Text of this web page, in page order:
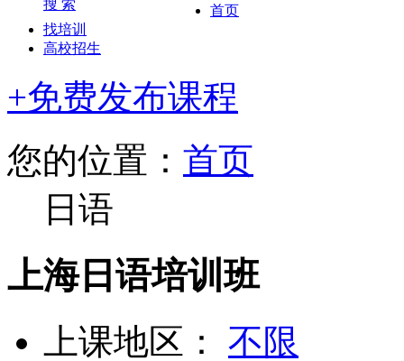
搜 索
首页
找培训
高校招生
+免费发布课程
您的位置： 首页
日语
上海日语培训班
上课地区： 不限